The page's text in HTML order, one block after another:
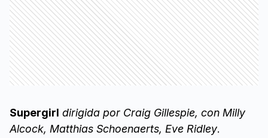
Supergirl dirigida por Craig Gillespie, con Milly
Alcock, Matthias Schoenaerts, Eve Ridley.